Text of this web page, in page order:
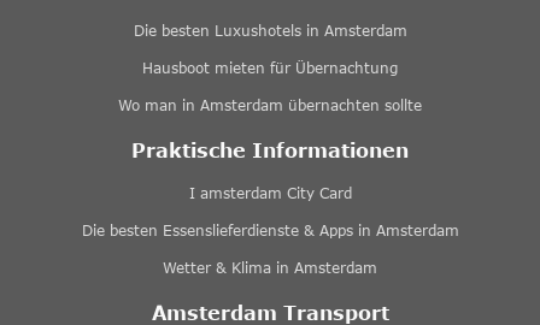
Die besten Luxushotels in Amsterdam
Hausboot mieten für Übernachtung
Wo man in Amsterdam übernachten sollte
Praktische Informationen
I amsterdam City Card
Die besten Essenslieferdienste & Apps in Amsterdam
Wetter & Klima in Amsterdam
Amsterdam Transport